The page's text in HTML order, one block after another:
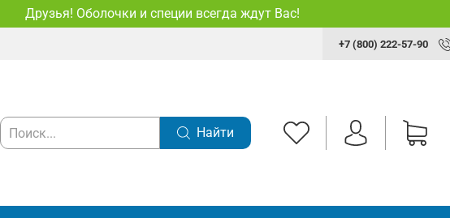
Друзья! Оболочки и специи всегда ждут Вас!
+7 (800) 222-57-90
Найти